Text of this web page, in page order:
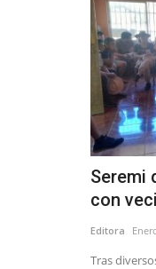
Seremi
con
Editora
Tras